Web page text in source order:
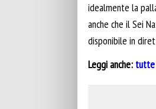
idealmente la
anche che il Sei
disponibile in
Leggi anche: tutte